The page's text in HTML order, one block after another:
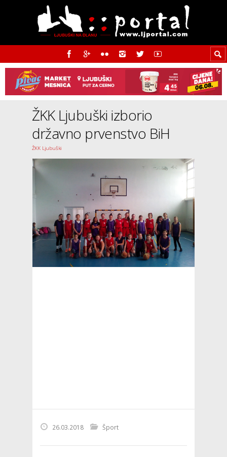
ŽKK Ljubuški izborio
državno prvenstvo BiH
ŽKK Ljubuški
26.03.2018 Šport